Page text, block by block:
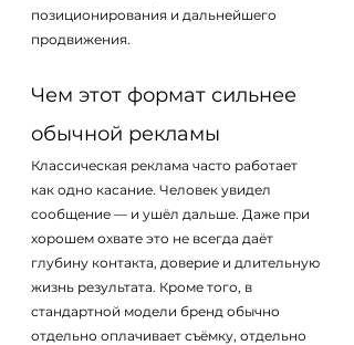
позиционирования и дальнейшего
продвижения.
Чем этот формат сильнее
обычной рекламы
Классическая реклама часто работает
как одно касание. Человек увидел
сообщение — и ушёл дальше. Даже при
хорошем охвате это не всегда даёт
глубину контакта, доверие и длительную
жизнь результата. Кроме того, в
стандартной модели бренд обычно
отдельно оплачивает съёмку, отдельно